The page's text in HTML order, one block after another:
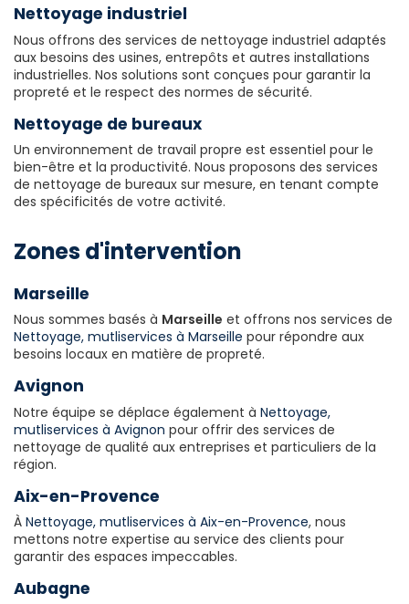
Nettoyage industriel
Nous offrons des services de nettoyage industriel adaptés
aux besoins des usines, entrepôts et autres installations
industrielles. Nos solutions sont conçues pour garantir la
propreté et le respect des normes de sécurité.
Nettoyage de bureaux
Un environnement de travail propre est essentiel pour le
bien-être et la productivité. Nous proposons des services
de nettoyage de bureaux sur mesure, en tenant compte
des spécificités de votre activité.
Zones d'intervention
Marseille
Nous sommes basés à Marseille et offrons nos services de
Nettoyage, mutliservices à Marseille pour répondre aux
besoins locaux en matière de propreté.
Avignon
Notre équipe se déplace également à Nettoyage,
mutliservices à Avignon pour offrir des services de
nettoyage de qualité aux entreprises et particuliers de la
région.
Aix-en-Provence
À Nettoyage, mutliservices à Aix-en-Provence, nous
mettons notre expertise au service des clients pour
garantir des espaces impeccables.
Aubagne